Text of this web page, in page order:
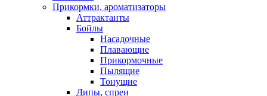
Прикормки, ароматизаторы
Аттрактанты
Бойлы
Насадочные
Плавающие
Прикормочные
Пылящие
Тонущие
Дипы, спреи